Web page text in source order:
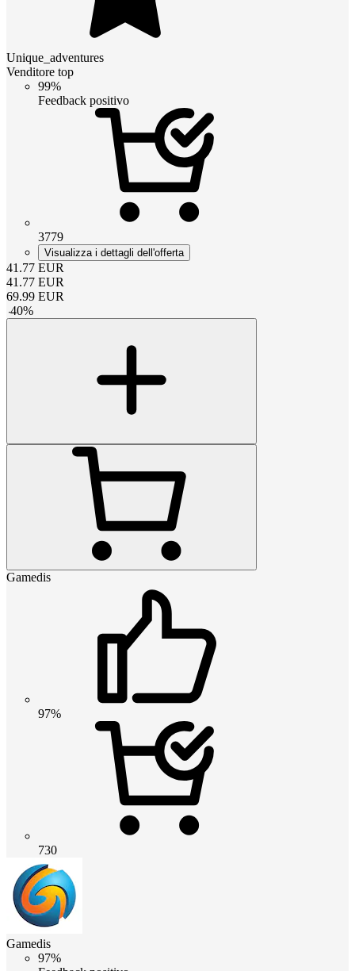
Unique_adventures
Venditore top
99%
Feedback positivo
3779
Visualizza i dettagli dell'offerta
41.77 EUR
41.77 EUR
69.99 EUR
-40%
Gamedis
97%
730
Gamedis
97%